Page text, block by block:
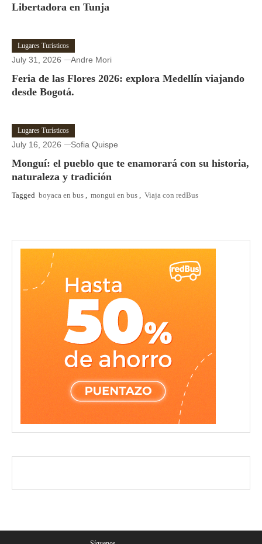
Libertadora en Tunja
Lugares Turísticos
July 31, 2026 Andre Mori
Feria de las Flores 2026: explora Medellín viajando
desde Bogotá.
Lugares Turísticos
July 16, 2026 Sofia Quispe
Monguí: el pueblo que te enamorará con su historia,
naturaleza y tradición
Tagged boyaca en bus , mongui en bus , Viaja con redBus